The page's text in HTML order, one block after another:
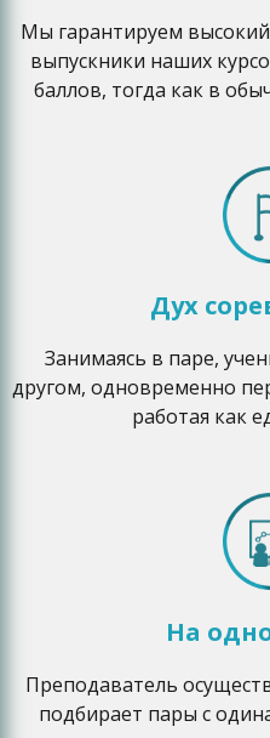
Мы гарантируем
выпускники наших
баллов, тогда как в
Дух
Занимаясь в паре,
другом, одновременно
работая как
На
Преподаватель
подбирает пары с